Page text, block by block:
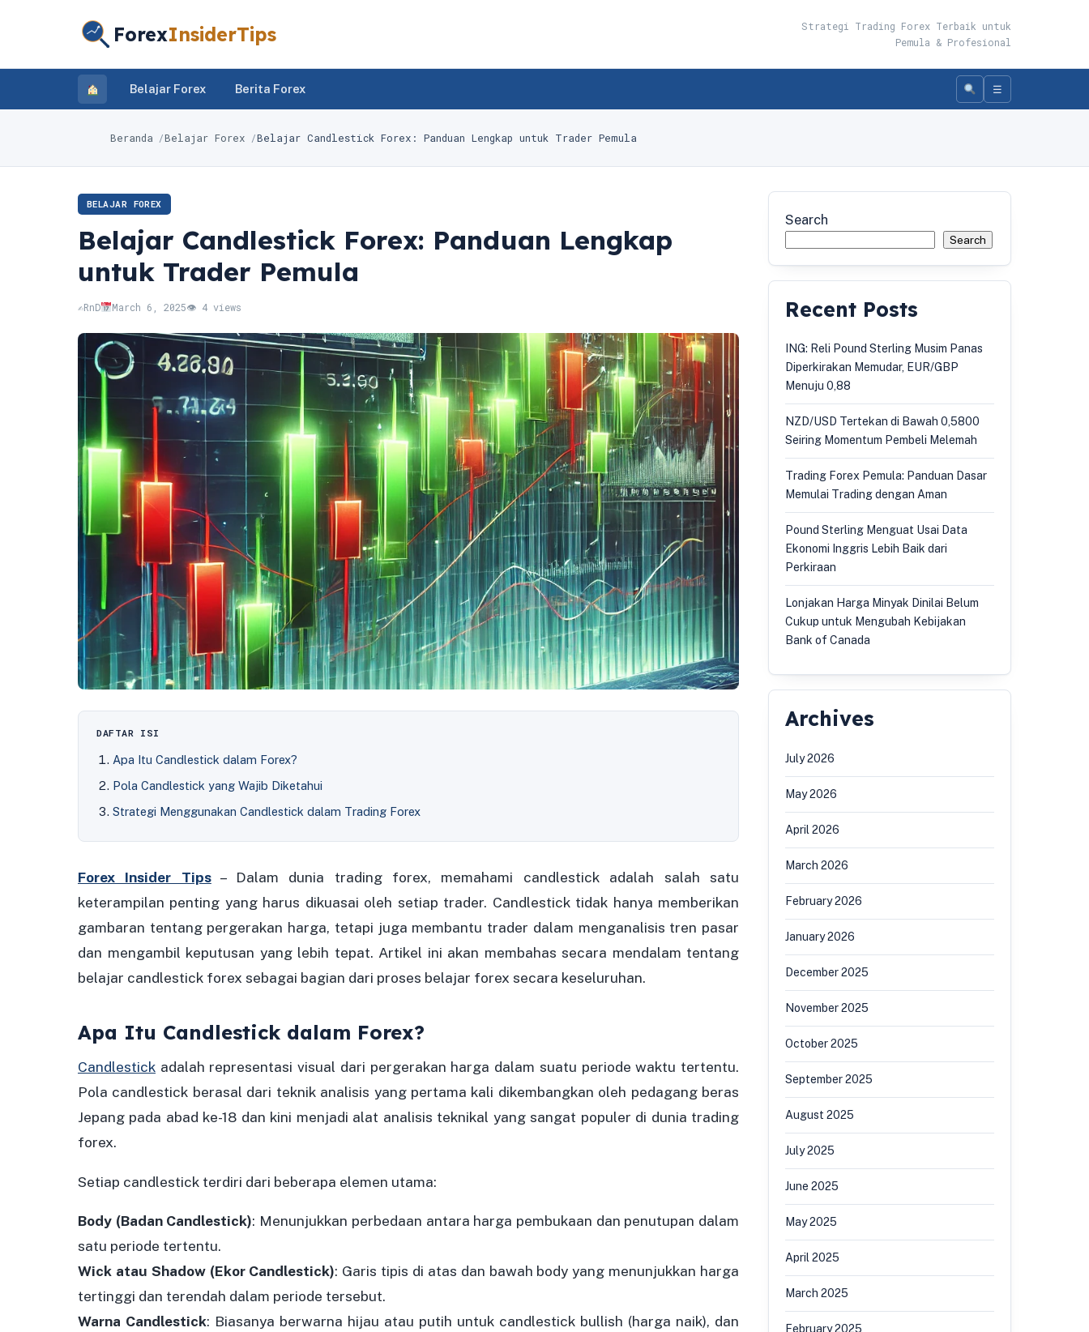
ForexInsiderTips
Strategi Trading Forex Terbaik untuk
Pemula & Profesional
Belajar Forex Berita Forex ☰
Beranda Belajar Forex Belajar Candlestick Forex: Panduan Lengkap untuk Trader Pemula
BELAJAR FOREX
Belajar Candlestick Forex: Panduan Lengkap
untuk Trader Pemula
✍️RnD March 6, 2025👁 4 views
DAFTAR ISI
Apa Itu Candlestick dalam Forex?
Pola Candlestick yang Wajib Diketahui
Strategi Menggunakan Candlestick dalam Trading Forex
Forex Insider Tips– Dalam dunia trading forex, memahami candlestick adalah salah satu
keterampilan penting yang harus dikuasai oleh setiap trader. Candlestick tidak hanya memberikan
gambaran tentang pergerakan harga, tetapi juga membantu trader dalam menganalisis tren pasar
dan mengambil keputusan yang lebih tepat. Artikel ini akan membahas secara mendalam tentang
belajar candlestick forex sebagai bagian dari proses belajar forex secara keseluruhan.
Apa Itu Candlestick dalam Forex?
Candlestick adalah representasi visual dari pergerakan harga dalam suatu periode waktu tertentu.
Pola candlestick berasal dari teknik analisis yang pertama kali dikembangkan oleh pedagang beras
Jepang pada abad ke-18 dan kini menjadi alat analisis teknikal yang sangat populer di dunia trading
forex.
Setiap candlestick terdiri dari beberapa elemen utama:
Body (Badan Candlestick): Menunjukkan perbedaan antara harga pembukaan dan penutupan dalam
satu periode tertentu.
Wick atau Shadow (Ekor Candlestick): Garis tipis di atas dan bawah body yang menunjukkan harga
tertinggi dan terendah dalam periode tersebut.
Warna Candlestick: Biasanya berwarna hijau atau putih untuk candlestick bullish (harga naik), dan
Search
Search
Recent Posts
ING: Reli Pound Sterling Musim Panas
Diperkirakan Memudar, EUR/GBP
Menuju 0,88
NZD/USD Tertekan di Bawah 0,5800
Seiring Momentum Pembeli Melemah
Trading Forex Pemula: Panduan Dasar
Memulai Trading dengan Aman
Pound Sterling Menguat Usai Data
Ekonomi Inggris Lebih Baik dari
Perkiraan
Lonjakan Harga Minyak Dinilai Belum
Cukup untuk Mengubah Kebijakan
Bank of Canada
Archives
July 2026
May 2026
April 2026
March 2026
February 2026
January 2026
December 2025
November 2025
October 2025
September 2025
August 2025
July 2025
June 2025
May 2025
April 2025
March 2025
February 2025